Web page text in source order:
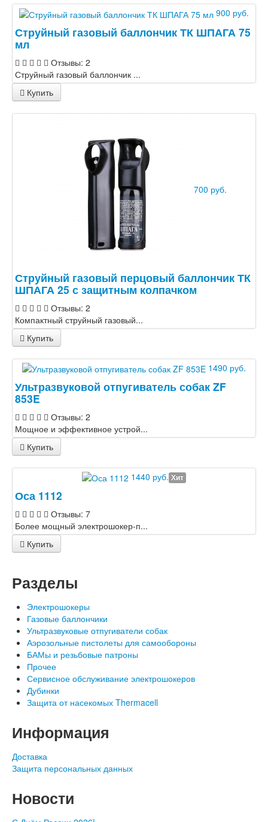
900 руб.
Струйный газовый баллончик ТК ШПАГА 75
мл
Отзывы: 2
Струйный газовый баллончик ...
Купить
700 руб.
Струйный газовый перцовый баллончик ТК
ШПАГА 25 с защитным колпачком
Отзывы: 2
Компактный струйный газовый...
Купить
1490 руб.
Ультразвуковой отпугиватель собак ZF
853E
Отзывы: 2
Мощное и эффективное устрой...
Купить
1440 руб. Хит
Оса 1112
Отзывы: 7
Более мощный электрошокер-п...
Купить
Разделы
Электрошокеры
Газовые баллончики
Ультразвуковые отпугиватели собак
Аэрозольные пистолеты для самообороны
БАМы и резьбовые патроны
Прочее
Сервисное обслуживание электрошокеров
Дубинки
Защита от насекомых Thermacell
Информация
Доставка
Защита персональных данных
Новости